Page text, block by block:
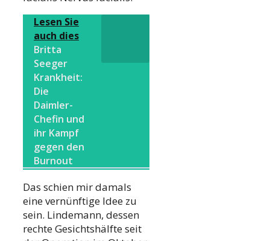
Lesen Sie
auch dies
Britta
Seeger
Krankheit:
Die
Daimler-
Chefin und
ihr Kampf
gegen den
Burnout
Das schien mir damals
eine vernünftige Idee zu
sein. Lindemann, dessen
rechte Gesichtshälfte seit